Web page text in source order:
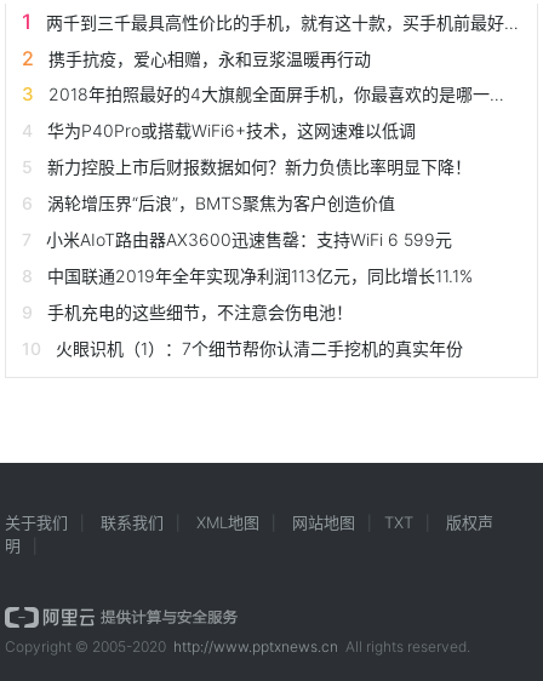
两千到三千最具高性价比的手机，就有这十款，买手机前最好看看
携手抗疫，爱心相赠，永和豆浆温暖再行动
2018年拍照最好的4大旗舰全面屏手机，你最喜欢的是哪一款？
华为P40Pro或搭载WiFi6+技术，这网速难以低调
新力控股上市后财报数据如何？新力负债比率明显下降！
涡轮增压界“后浪”，BMTS聚焦为客户创造价值
小米AIoT路由器AX3600迅速售罄：支持WiFi 6 599元
中国联通2019年全年实现净利润113亿元，同比增长11.1%
手机充电的这些细节，不注意会伤电池！
火眼识机（1）：7个细节帮你认清二手挖机的真实年份
关于我们 联系我们 XML地图 网站地图 TXT
版权声
明
Copyright © 2005-2020 http://www.pptxnews.cn All rights reserved.